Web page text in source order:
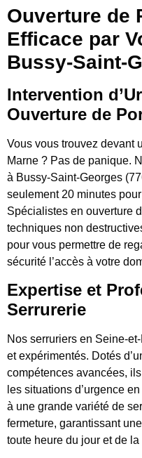
Ouverture de
Efficace par
Bussy-Saint-
Intervention
Ouverture de
Vous vous trouvez devant
Marne ? Pas de panique.
à Bussy-Saint-Georges
seulement 20 minutes
Spécialistes en ouverture
techniques non
pour vous permettre de
sécurité l’accès à votre
Expertise et
Serrurerie
Nos serruriers en Seine-
et expérimentés. Dotés
compétences avancées,
les situations d’urgence
à une grande variété de
fermeture, garantissant
toute heure du jour et de